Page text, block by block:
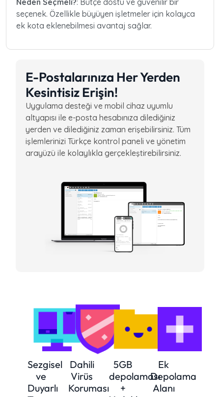
Neden Seçmeli?: Bütçe dostu ve güvenilir bir
seçenek. Özellikle büyüyen işletmeler için kolayca
ek kota eklenebilmesi avantaj sağlar.
E-Postalarınıza Her Yerden
Kesintisiz Erişin!
Uygulama desteği ve mobil cihaz uyumlu
altyapısı ile e-posta hesabınıza dilediğiniz
yerden ve dilediğiniz zaman erişebilirsiniz. Tüm
işlemlerinizi Türkçe kontrol paneli ve yönetim
arayüzü ile kolaylıkla gerçekleştirebilirsiniz.
Sezgisel
ve
Duyarlı
Dahili
Virüs
Koruması
5GB
depolaması
+
Ek
Depolama
Alanı